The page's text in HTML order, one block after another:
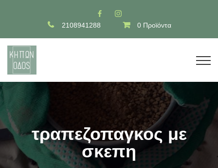
2108941288 0 Προϊόντα
τραπεζοπαγκος με
σκεπη